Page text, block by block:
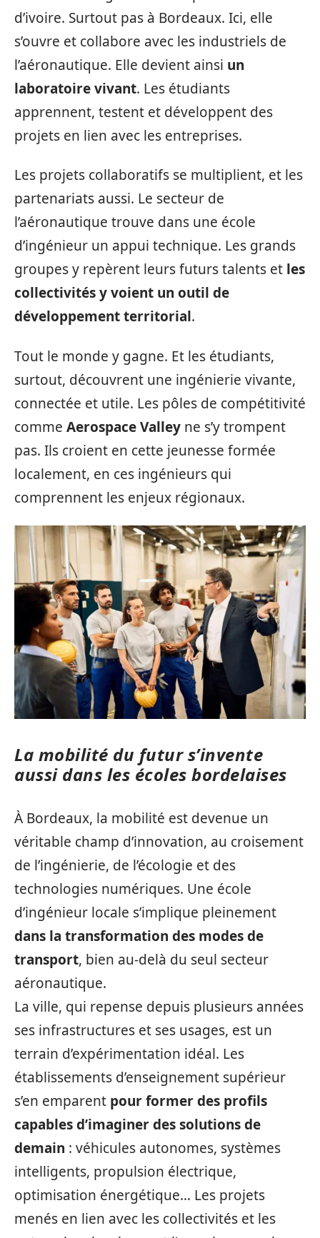
d’ivoire. Surtout pas à Bordeaux. Ici, elle
s’ouvre et collabore avec les industriels de
l’aéronautique. Elle devient ainsi un
laboratoire vivant. Les étudiants
apprennent, testent et développent des
projets en lien avec les entreprises.
Les projets collaboratifs se multiplient, et les
partenariats aussi. Le secteur de
l’aéronautique trouve dans une école
d’ingénieur un appui technique. Les grands
groupes y repèrent leurs futurs talents et les
collectivités y voient un outil de
développement territorial.
Tout le monde y gagne. Et les étudiants,
surtout, découvrent une ingénierie vivante,
connectée et utile. Les pôles de compétitivité
comme Aerospace Valley ne s’y trompent
pas. Ils croient en cette jeunesse formée
localement, en ces ingénieurs qui
comprennent les enjeux régionaux.
La mobilité du futur s’invente
aussi dans les écoles bordelaises
À Bordeaux, la mobilité est devenue un
véritable champ d’innovation, au croisement
de l’ingénierie, de l’écologie et des
technologies numériques. Une école
d’ingénieur locale s’implique pleinement
dans la transformation des modes de
transport, bien au-delà du seul secteur
aéronautique.
La ville, qui repense depuis plusieurs années
ses infrastructures et ses usages, est un
terrain d’expérimentation idéal. Les
établissements d’enseignement supérieur
s’en emparent pour former des profils
capables d’imaginer des solutions de
demain : véhicules autonomes, systèmes
intelligents, propulsion électrique,
optimisation énergétique… Les projets
menés en lien avec les collectivités et les